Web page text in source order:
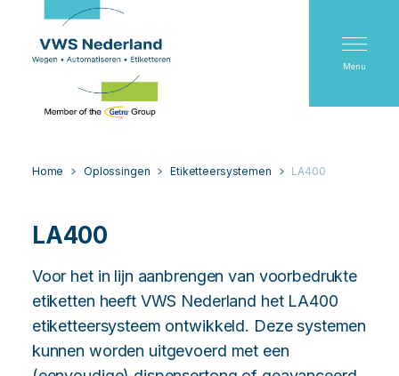
Menu
Home Oplossingen Etiketteersystemen LA400
LA400
Voor het in lijn aanbrengen van voorbedrukte
etiketten heeft VWS Nederland het LA400
etiketteersysteem ontwikkeld. Deze systemen
kunnen worden uitgevoerd met een